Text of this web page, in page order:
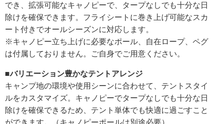
でき、拡張可能なキャノピーで、タープなしでも十分な日
除けを確保できます。フライシートに巻き上げ可能なスカ
ート付きでオールシーズンに対応します。
※キャノピー立ち上げに必要なポール、自在ロープ、ペグ
は付属しておりません。ご自身でご用意ください。
■バリエーション豊かなテントアレンジ
キャンプ地の環境や使用シーンに合わせて、テントスタイ
ルをカスタマイズ。キャノピーでタープなしでも十分な日
除けを確保できるため、テント単体でも快適に過ごすこと
ができます。（キャノピーポールは別途必要）